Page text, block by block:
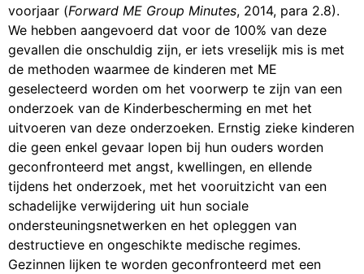
voorjaar (Forward ME Group Minutes, 2014, para 2.8).
We hebben aangevoerd dat voor de 100% van deze
gevallen die onschuldig zijn, er iets vreselijk mis is met
de methoden waarmee de kinderen met ME
geselecteerd worden om het voorwerp te zijn van een
onderzoek van de Kinderbescherming en met het
uitvoeren van deze onderzoeken. Ernstig zieke kinderen
die geen enkel gevaar lopen bij hun ouders worden
geconfronteerd met angst, kwellingen, en ellende
tijdens het onderzoek, met het vooruitzicht van een
schadelijke verwijdering uit hun sociale
ondersteuningsnetwerken en het opleggen van
destructieve en ongeschikte medische regimes.
Gezinnen lijken te worden geconfronteerd met een